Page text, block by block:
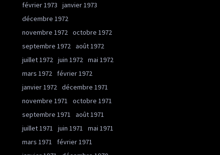
février 1973
janvier 1973
décembre 1972
novembre 1972 octobre 1972
septembre 1972 août 1972
juillet 1972 juin 1972 mai 1972
mars 1972
février 1972
janvier 1972 décembre 1971
novembre 1971
octobre 1971
septembre 1971
août 1971
juillet 1971
juin 1971
mai 1971
mars 1971
février 1971